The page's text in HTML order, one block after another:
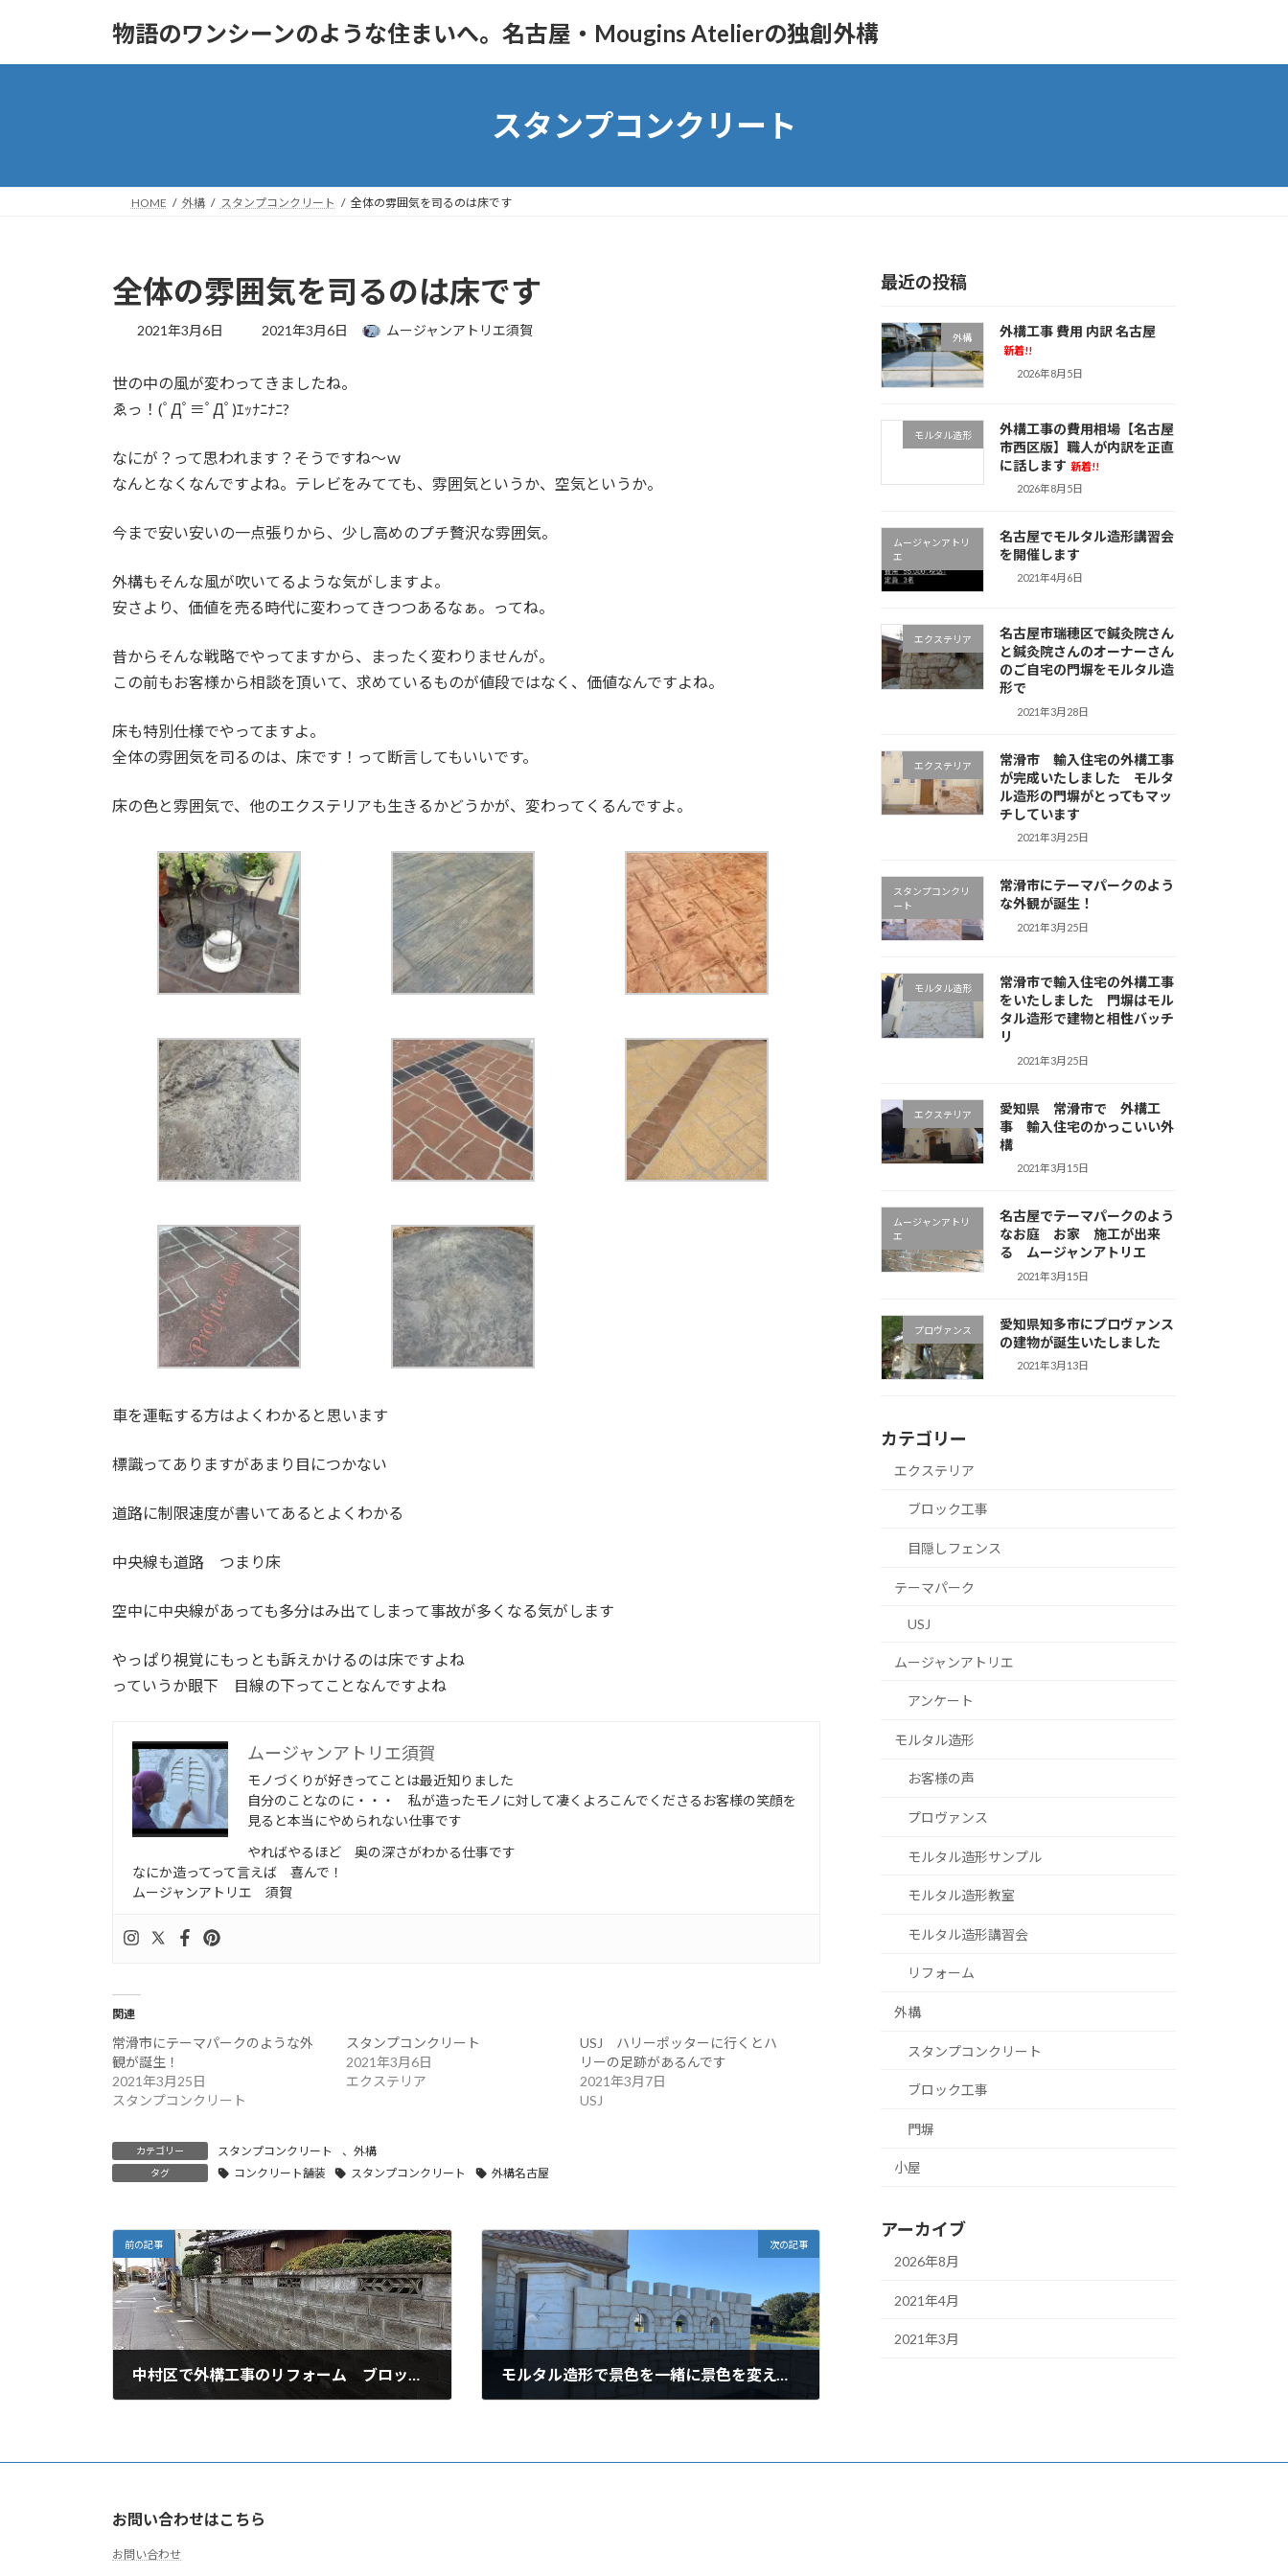
物語のワンシーンのような住まいへ。名古屋・Mougins Atelierの独創外構
スタンプコンクリート
HOME 外構 スタンプコンクリート 全体の雰囲気を司るのは床です
全体の雰囲気を司るのは床です
2021年3月6日
最
新
日
2021年3月6日 ムージャンアトリエ須賀
世の中の風が変わってきましたね。
ゑっ！(ﾟДﾟ≡ﾟДﾟ)ｴｯﾅﾆﾅﾆ?
なにが？って思われます？そうですね～ｗ
なんとなくなんですよね。テレビをみてても、雰囲気というか、空気というか。
今まで安い安いの一点張りから、少し高めのプチ贅沢な雰囲気。
外構もそんな風が吹いてるような気がしますよ。
安さより、価値を売る時代に変わってきつつあるなぁ。ってね。
昔からそんな戦略でやってますから、まったく変わりませんが。
この前もお客様から相談を頂いて、求めているものが値段ではなく、価値なんですよね。
床も特別仕様でやってますよ。
全体の雰囲気を司るのは、床です！って断言してもいいです。
床の色と雰囲気で、他のエクステリアも生きるかどうかが、変わってくるんですよ。
車を運転する方はよくわかると思います
標識ってありますがあまり目につかない
道路に制限速度が書いてあるとよくわかる
中央線も道路 つまり床
空中に中央線があっても多分はみ出てしまって事故が多くなる気がします
やっぱり視覚にもっとも訴えかけるのは床ですよね
っていうか眼下 目線の下ってことなんですよね
ムージャンアトリエ須賀
モノづくりが好きってことは最近知りました
自分のことなのに・・・ 私が造ったモノに対して凄くよろこんでくださるお客様の笑顔を
見ると本当にやめられない仕事です
やればやるほど 奥の深さがわかる仕事です
なにか造ってって言えば 喜んで！
ムージャンアトリエ 須賀
関連
常滑市にテーマパークのような外
観が誕生！
2021年3月25日
スタンプコンクリート
スタンプコンクリート
2021年3月6日
エクステリア
USJ ハリーポッターに行くとハ
リーの足跡があるんです
2021年3月7日
USJ
カテゴリー スタンプコンクリート 、 外構
タグ コンクリート舗装 スタンプコンクリート 外構名古屋
前の記事
中村区で外構工事のリフォーム ブロック解体 目隠しフェンス
次の記事
モルタル造形で景色を一緒に景色を変えていきましょう
最近の投稿
外構 外構工事 費用 内訳 名古屋
新着!!
2026年8月5日
モルタル造形
外構工事の費用相場【名古屋
市西区版】職人が内訳を正直
に話します 新着!!
2026年8月5日
ムージャンアトリ
エ
名古屋でモルタル造形講習会
を開催します
2021年4月6日
エクステリア
名古屋市瑞穂区で鍼灸院さん
と鍼灸院さんのオーナーさん
のご自宅の門塀をモルタル造
形で
2021年3月28日
エクステリア
常滑市 輸入住宅の外構工事
が完成いたしました モルタ
ル造形の門塀がとってもマッ
チしています
2021年3月25日
スタンプコンクリ
ート
常滑市にテーマパークのよう
な外観が誕生！
2021年3月25日
モルタル造形
常滑市で輸入住宅の外構工事
をいたしました 門塀はモル
タル造形で建物と相性バッチ
リ
2021年3月25日
エクステリア
愛知県 常滑市で 外構工
事 輸入住宅のかっこいい外
構
2021年3月15日
ムージャンアトリ
エ
名古屋でテーマパークのよう
なお庭 お家 施工が出来
る ムージャンアトリエ
2021年3月15日
プロヴァンス
愛知県知多市にプロヴァンス
の建物が誕生いたしました
2021年3月13日
カテゴリー
エクステリア
ブロック工事
目隠しフェンス
テーマパーク
USJ
ムージャンアトリエ
アンケート
モルタル造形
お客様の声
プロヴァンス
モルタル造形サンプル
モルタル造形教室
モルタル造形講習会
リフォーム
外構
スタンプコンクリート
ブロック工事
門塀
小屋
アーカイブ
2026年8月
2021年4月
2021年3月
お問い合わせはこちら
お問い合わせ